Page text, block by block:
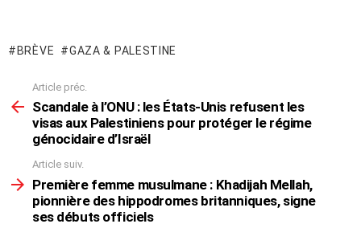
BRÈVE GAZA & PALESTINE
voir
Article préc.
Scandale à l’ONU : les États-Unis refusent les
visas aux Palestiniens pour protéger le régime
génocidaire d’Israël
Article suiv.
Première femme musulmane : Khadijah Mellah,
pionnière des hippodromes britanniques, signe
ses débuts officiels